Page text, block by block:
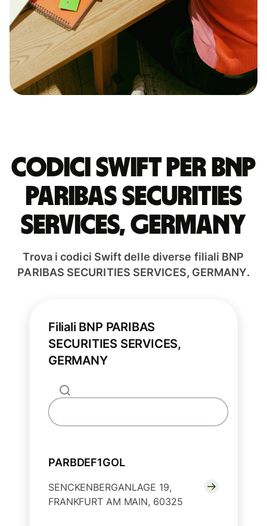
Codici Swift per BNP
PARIBAS SECURITIES
SERVICES, GERMANY
Trova i codici Swift delle diverse filiali BNP
PARIBAS SECURITIES SERVICES, GERMANY.
Filiali BNP PARIBAS
SECURITIES SERVICES,
GERMANY
PARBDEF1GOL
SENCKENBERGANLAGE 19,
FRANKFURT AM MAIN, 60325